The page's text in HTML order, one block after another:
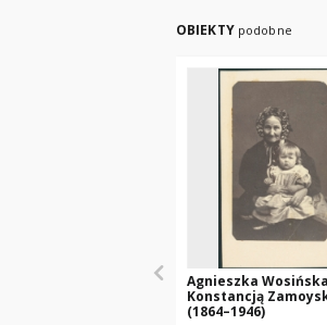
OBIEKTY podobne
Agnieszka
Konstancją
(1864–1946)